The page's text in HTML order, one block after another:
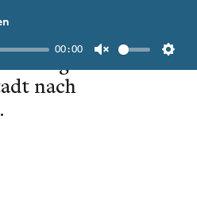
00:00
Unmute
suchte in
nach